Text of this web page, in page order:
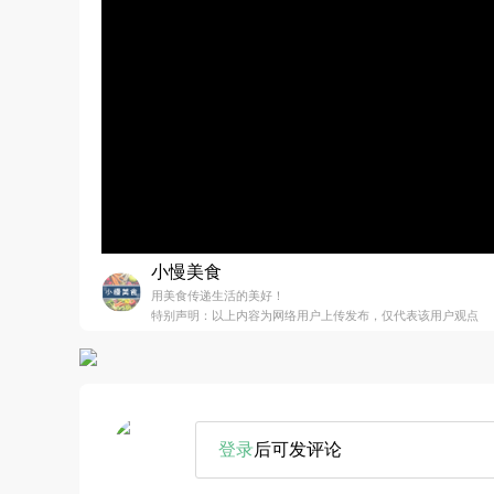
小慢美食
用美食传递生活的美好！
特别声明：以上内容为网络用户上传发布，仅代表该用户观点
登录后可发评论